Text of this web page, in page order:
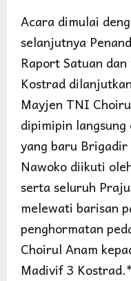
Acara dimulai
selanjutnya
Raport Satuan
Kostrad
Mayjen TNI
dipimipin
yang baru
Nawoko diikuti
serta seluruh
melewati barisan
penghormatan
Choirul Anam
Madivif 3